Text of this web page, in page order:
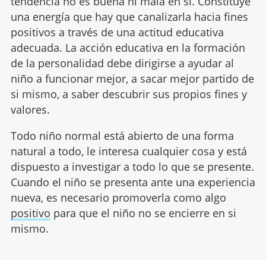
una energía que hay que canalizarla hacia fines
positivos a través de una actitud educativa
adecuada. La acción educativa en la formación
de la personalidad debe dirigirse a ayudar al
niño a funcionar mejor, a sacar mejor partido de
si mismo, a saber descubrir sus propios fines y
valores.
Todo niño normal está abierto de una forma
natural a todo, le interesa cualquier cosa y está
dispuesto a investigar a todo lo que se presente.
Cuando el niño se presenta ante una experiencia
nueva, es necesario promoverla como algo
positivo para que el niño no se encierre en si
mismo.